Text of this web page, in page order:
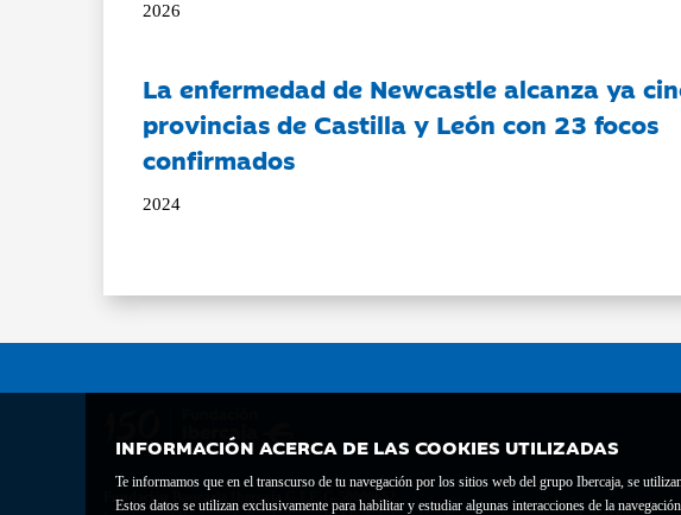
INFORMACIÓN ACERCA DE LAS COOKIES UTILIZADAS
Te informamos que en el transcurso de tu navegación por los sitios web del grupo Ibercaja, se
Estos datos se utilizan exclusivamente para habilitar y estudiar algunas interacciones de la
2026
La enfermedad de Newcastle alcanza ya
provincias de Castilla y León con 23 focos
confirmados
2024
Fundación Bancaria Ibercaja C.I.F. G-50000652.